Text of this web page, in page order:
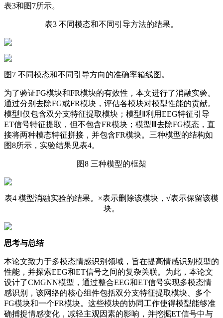
表3和图7所示。
表3 不同模态和不同引导方法的结果。
图7 不同模态和不同引导方向的准确率箱线图。
为了验证FG模块和FR模块的有效性，本文进行了消融实验。
通过分别去除FG或FR模块，评估各模块对模型性能的贡献。
模型Ⅰ仅包含双分支特征提取模块；模型Ⅱ利用EEG特征引导
ET信号特征提取，但不包含FR模块；模型Ⅲ去除FG模态，直
接将两种模态特征拼接，并包含FR模块。三种模型的结构如
图8所示，实验结果见表4。
图8 三种模型的框架
表4 模型消融实验的结果。×表示删除该模块，√表示保留该模
块。
思考与总结
本论文致力于多模态情感识别领域，旨在提高情感识别模型的
性能，并探索EEG和ET信号之间的复杂关联。为此，本论文
设计了CMGNN模型，通过整合EEG和ET信号实现多模态情
感识别，该网络的核心组件包括双分支特征提取模块、多个
FG模块和一个FR模块。这些模块的协同工作使得模型能够准
确捕捉情感变化，减轻主观因素的影响，并挖掘ET信号中与